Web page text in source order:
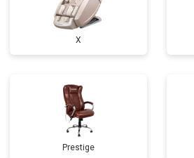
X
Prestige